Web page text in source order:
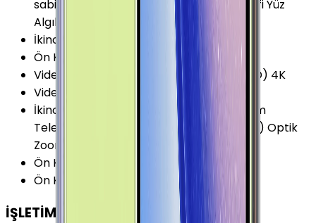
sabitleyici (EIS) Geniş Açılı Panorama Selfi Yüz
Algılama 1.22μm Piksel 80° Açılı
İkinci Arka Kamera
Ön Kamera Sensör Boyutu
1/3.6 İnç
Video Kayıt Çözünürlüğü
:2160p (Ultra HD) 4K
Video FPS Değeri
İkinci Arka Kamera Özellikleri
Optik Zoom
Telephoto Optik Görüntü Sabitleme (OIS) Optik
Zoom (2x) 1.0 µm Piksel 1/3.4 45° Açılı
Ön Kamera Diyafram Açıklığı
F1.7
Ön Kamera FPS Değeri
30 fps
İŞLETİM SİSTEMİ